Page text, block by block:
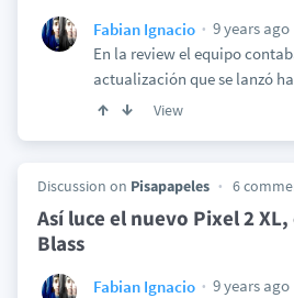
Fabian Ignacio
9 years ago
En la review el equipo
actualización que se lanzó
View
Discussion on Pisapapeles 6
Así luce el nuevo Pixel 2
Blass
Fabian Ignacio
9 years ago